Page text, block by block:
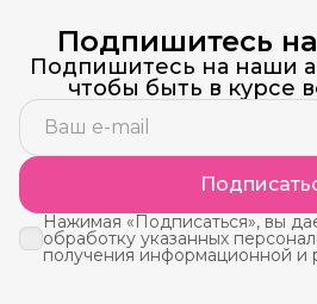
Подпишитесь
Подпишитесь на наши
чтобы быть в курсе
Нажимая «Подписаться», вы
обработку указанных
получения информационной и